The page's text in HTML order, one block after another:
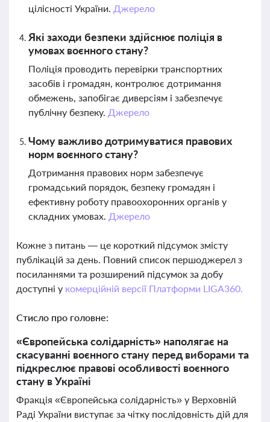
цілісності України. Джерело
Які заходи безпеки здійснює поліція в
умовах воєнного стану?
Поліція проводить перевірки транспортних
засобів і громадян, контролює дотримання
обмежень, запобігає диверсіям і забезпечує
публічну безпеку. Джерело
Чому важливо дотримуватися правових
норм воєнного стану?
Дотримання правових норм забезпечує
громадський порядок, безпеку громадян і
ефективну роботу правоохоронних органів у
складних умовах. Джерело
Кожне з питань — це короткий підсумок змісту
публікацій за день. Повний список першоджерел з
посиланнями та розширений підсумок за добу
доступні у комерційній версії Платформи LIGA360.
Стисло про головне:
«Європейська солідарність» наполягає на
скасуванні воєнного стану перед виборами та
підкреслює правові особливості воєнного
стану в Україні
Фракція «Європейська солідарність» у Верховній
Раді України виступає за чітку послідовність дій для